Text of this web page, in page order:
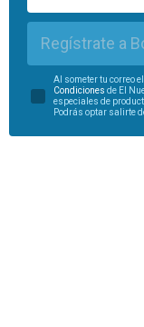
Regístrate a
Al someter tu correo
Condiciones de El
especiales de
Podrás optar salirte